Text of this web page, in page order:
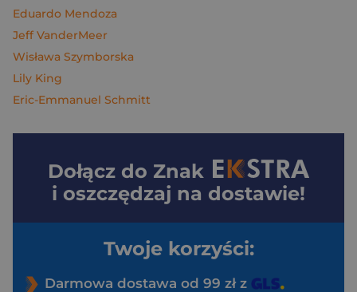
Eduardo Mendoza
Jeff VanderMeer
Wisława Szymborska
Lily King
Eric-Emmanuel Schmitt
Dołącz do Znak
i oszczędzaj na dostawie!
Twoje korzyści:
Darmowa dostawa od 99 zł z